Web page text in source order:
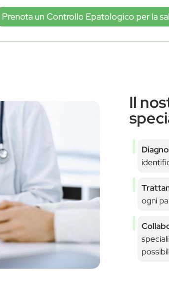
Prenota un Controllo Epatologico per la
Il
ogni